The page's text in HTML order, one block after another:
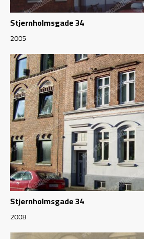
Stjernholmsgade 34
2005
Stjernholmsgade 34
2008